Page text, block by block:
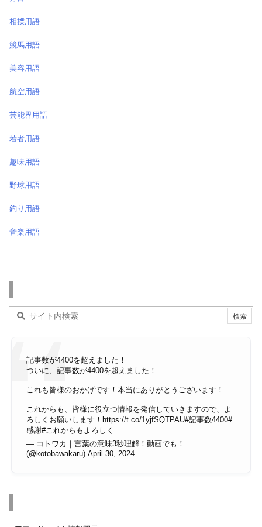
相撲用語
競馬用語
美容用語
航空用語
芸能界用語
若者用語
趣味用語
野球用語
釣り用語
音楽用語
記事数が4400を超えました！
ついに、記事数が4400を超えました！
これも皆様のおかげです！本当にありがとうございます！
これからも、皆様に役立つ情報を発信していきますので、よ
ろしくお願いします！ https://t.co/1yjfSQTPAU#記事数4400#
感謝#これからもよろしく
— コトワカ｜言葉の意味3秒理解！動画でも！
(@kotobawakaru) April 30, 2024